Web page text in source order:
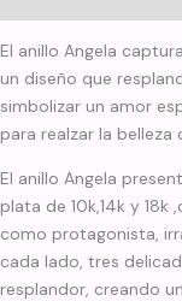
El anillo Angela
un diseño que
simbolizar un amor
para realzar la
El anillo Angela
plata de 10k,14k y
como protagonista,
cada lado, tres
resplandor, creando